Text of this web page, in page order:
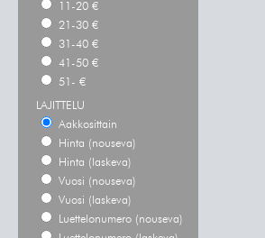
11-20 €
21-30 €
31-40 €
41-50 €
51- €
LAJITTELU
Aakkosittain
Hinta (nouseva)
Hinta (laskeva)
Vuosi (nouseva)
Vuosi (laskeva)
Luettelonumero (nouseva)